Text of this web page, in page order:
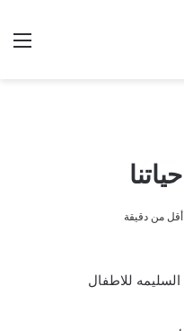
أقل من دقيقة
السليمه للاطفال